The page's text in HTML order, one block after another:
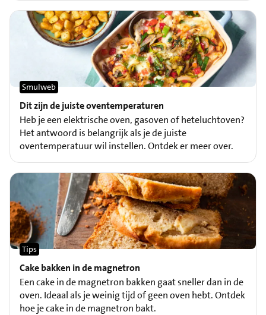
Dit zijn de juiste oventemperaturen
Smulweb
Heb je een elektrische oven, gasoven of heteluchtoven?
Het antwoord is belangrijk als je de juiste
oventemperatuur wil instellen. Ontdek er meer over.
Cake bakken in de magnetron
Tips
Een cake in de magnetron bakken gaat sneller dan in de
oven. Ideaal als je weinig tijd of geen oven hebt. Ontdek
hoe je cake in de magnetron bakt.